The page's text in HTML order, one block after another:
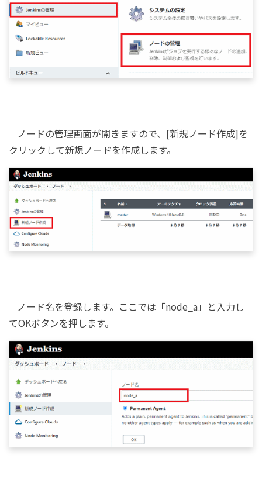
ノードの管理画面が開きますので、[新規ノード作成]を
クリックして新規ノードを作成します。
ノード名を登録します。ここでは「node_a」と入力し
てOKボタンを押します。